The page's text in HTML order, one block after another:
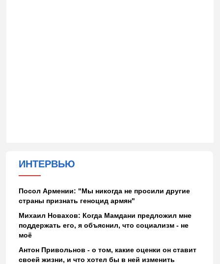
ИНТЕРВЬЮ
Посол Армении: "Мы никогда не просили другие
страны признать геноцид армян"
Михаил Новахов: Когда Мамдани предложил мне
поддержать его, я объяснил, что социализм - не
моё
Антон Привольнов - о том, какие оценки он ставит
своей жизни, и что хотел бы в ней изменить